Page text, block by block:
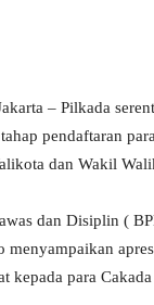
– Pilkada
pendaftaran
dan Wakil
dan Disiplin (
kepada para